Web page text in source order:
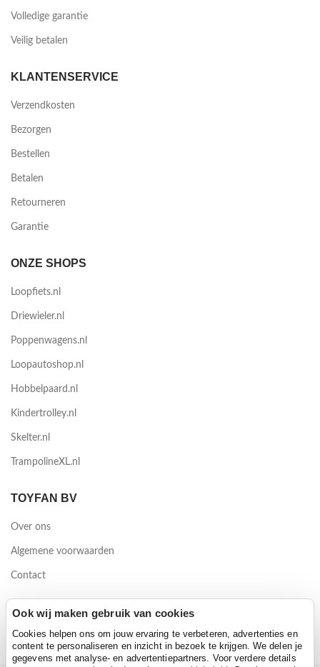
Volledige garantie
Veilig betalen
KLANTENSERVICE
Verzendkosten
Bezorgen
Bestellen
Betalen
Retourneren
Garantie
ONZE SHOPS
Loopfiets.nl
Driewieler.nl
Poppenwagens.nl
Loopautoshop.nl
Hobbelpaard.nl
Kindertrolley.nl
Skelter.nl
TrampolineXL.nl
TOYFAN BV
Over ons
Algemene voorwaarden
Contact
Ook wij maken gebruik van cookies
Cookies helpen ons om jouw ervaring te verbeteren, advertenties en
content te personaliseren en inzicht in bezoek te krijgen. We delen je
gegevens met analyse- en advertentiepartners. Voor verdere details